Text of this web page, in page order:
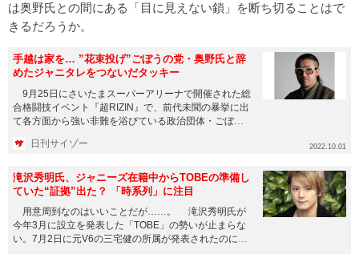
は奥野氏との間にある「目に見えない鎖」を断ち切ることはで
きるだろうか。
手越は家を… ”花束投げ”ごぼうの党・奥野氏と辞
めたジャニタレをつないだタッキー
9月25日にさいたまスーパーアリーナで開催された総
合格闘技イベント『超RIZIN』で、前代未聞の暴挙に出
て各方面から強い非難を浴びている政治団体・ごぼう
日刊サイゾー 2022.10.01
滝沢秀明氏、ジャニーズ在籍中からTOBEの準備し
ていた“証拠”出た？ 「時系列」に注目
用意周到なのはいいことだが……。 滝沢秀明氏が
今年3月に設立を発表した「TOBE」の勢いが止まらな
い。7月2日に元V6の三宅健の所属が発表されたのに続